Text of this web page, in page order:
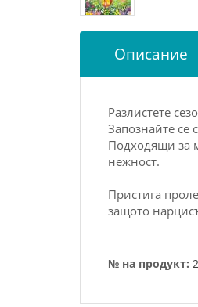
Описание
Разлистете
Запознайте се
Подходящи за
нежност.
Пристига
защото
№ на продукт: